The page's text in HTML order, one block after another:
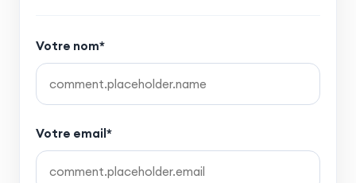
Votre nom*
Votre email*